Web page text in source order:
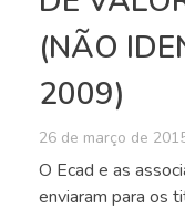
(NÃO
2009)
26 de março de
O Ecad e as
enviaram para os